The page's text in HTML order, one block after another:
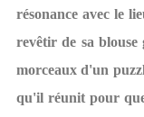
résonance avec le
revêtir de sa
morceaux d'un
qu'il réunit pour